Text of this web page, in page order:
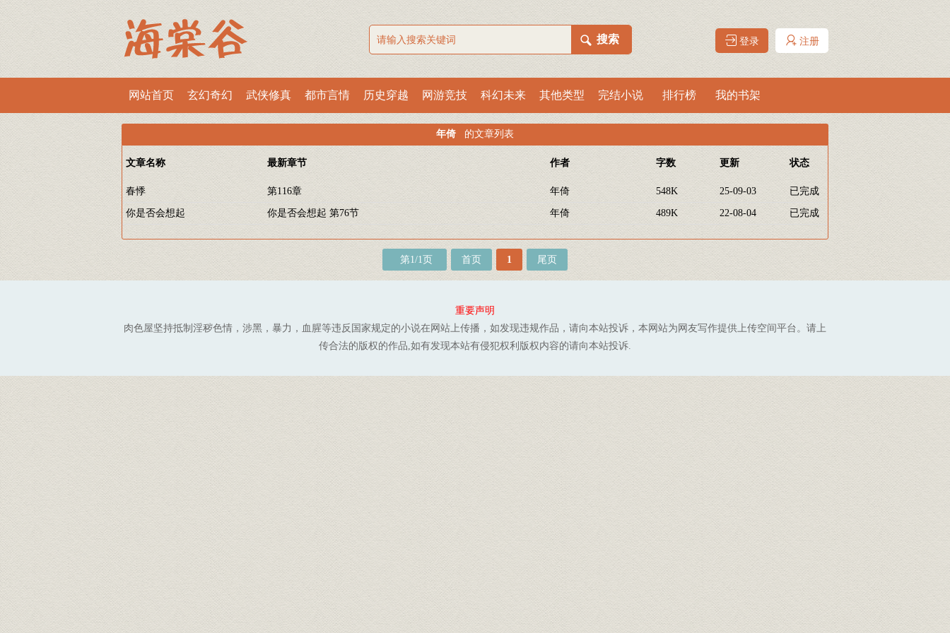
登录 注册
网站首页 玄幻奇幻 武侠修真 都市言情 历史穿越 网游竞技 科幻未来 其他类型 完结小说 排行榜 我的书架
年倚 的文章列表
文章名称 最新章节 作者 字数 更新 状态
春悸 第116章 年倚 548K 25-09-03 已完成
你是否会想起 你是否会想起 第76节 年倚 489K 22-08-04 已完成
第1/1页 首页 1 尾页
重要声明
肉色屋坚持抵制淫秽色情，涉黑，暴力，血腥等违反国家规定的小说在网站上传播，如发现违规作品，请向本站投诉，本网站为网友写作提供上传空间平台。请上
传合法的版权的作品,如有发现本站有侵犯权利版权内容的请向本站投诉.